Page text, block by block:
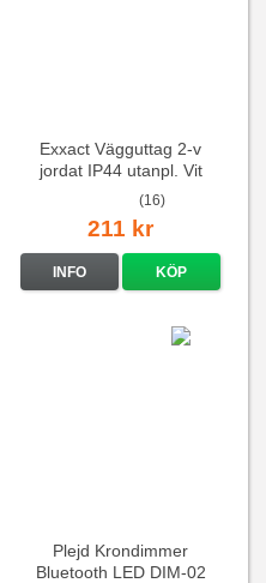
Exxact Vägguttag 2-v
jordat IP44 utanpl. Vit
(16)
211 kr
INFO KÖP
Plejd Krondimmer
Bluetooth LED DIM-02